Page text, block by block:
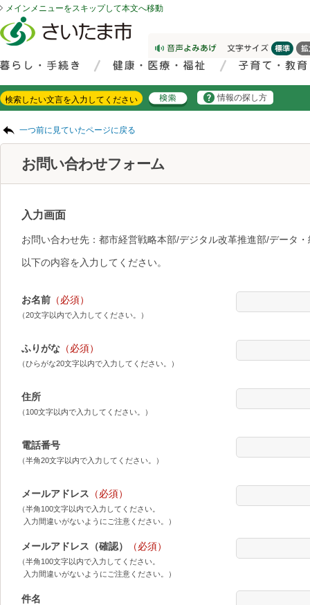
メインメニューをスキップして本文へ移動
情報の探し方
一つ前に見ていたページに戻る
お問い合わせフォーム
入力画面
お問い合わせ先：都市経営戦略本部/デジタル改革推進部/データ
以下の内容を入力してください。
お名前 （必須）
（20文字以内で入力してください。）
ふりがな （必須）
（ひらがな20文字以内で入力してください。）
住所
（100文字以内で入力してください。）
電話番号
（半角20文字以内で入力してください。）
メールアドレス （必須）
（半角100文字以内で入力してください。
入力間違いがないようにご注意ください。）
メールアドレス（確認） （必須）
（半角100文字以内で入力してください。
入力間違いがないようにご注意ください。）
件名